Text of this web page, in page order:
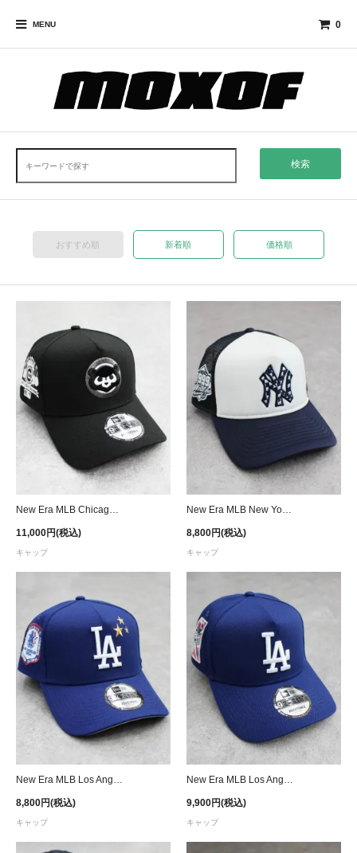
MENU 0
検索
おすすめ順 新着順 価格順
11,000円(税込)
キャップ
8,800円(税込)
キャップ
8,800円(税込)
キャップ
9,900円(税込)
キャップ